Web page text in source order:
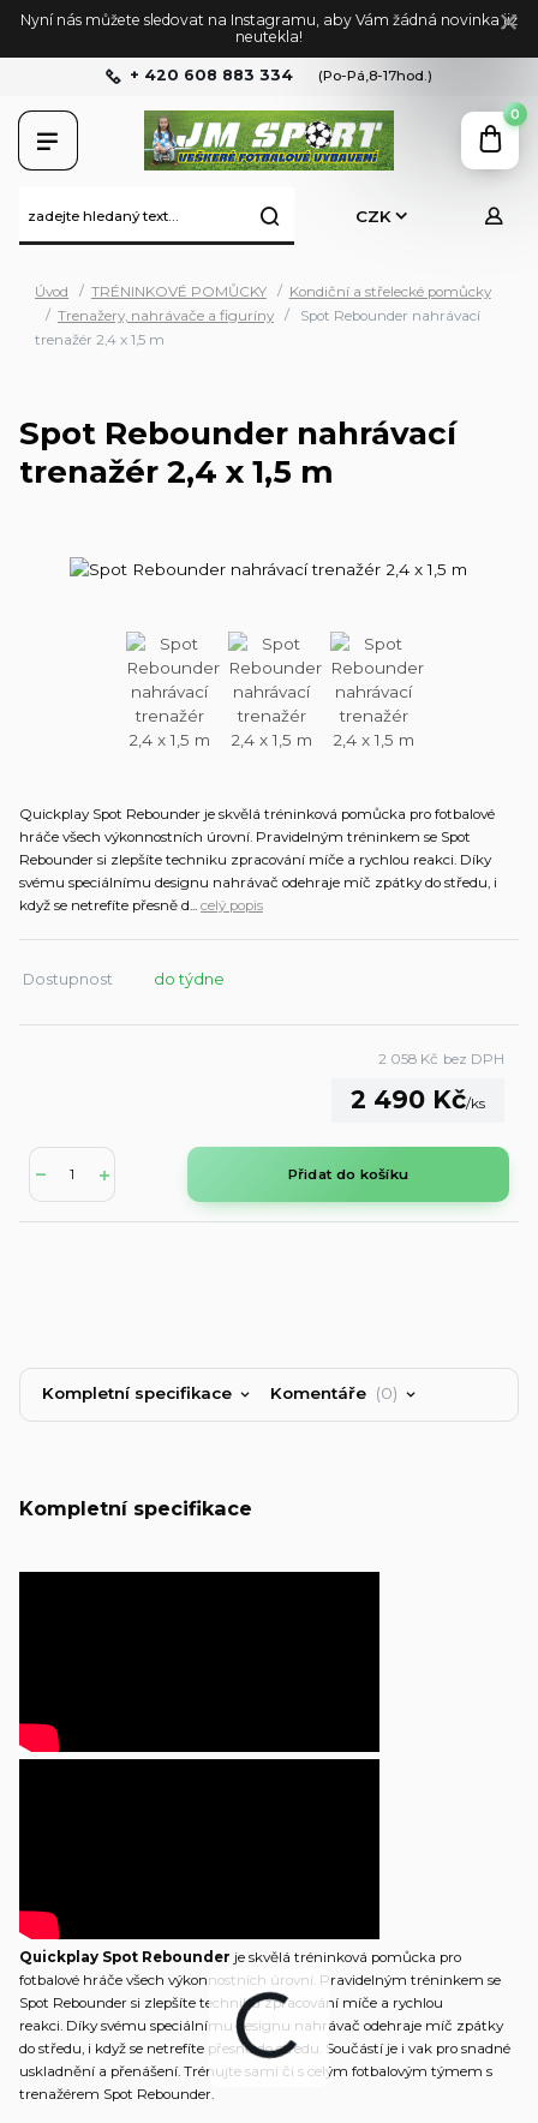
Nyní nás můžete sledovat na Instagramu, aby Vám žádná novinka již
neutekla!
CZK
+ 420 608 883 334 (Po-Pá,8-17hod.)
0
Úvod TRÉNINKOVÉ POMŮCKY
Kondiční a střelecké pomůcky
Trenažery, nahrávače a figuríny
Spot Rebounder nahrávací
trenažér 2,4 x 1,5 m
Spot Rebounder nahrávací
trenažér 2,4 x 1,5 m
Quickplay Spot Rebounder je skvělá tréninková pomůcka pro fotbalové
hráče všech výkonnostních úrovní. Pravidelným tréninkem se Spot
Rebounder si zlepšíte techniku zpracování míče a rychlou reakci. Díky
svému speciálnímu designu nahrávač odehraje míč zpátky do středu, i
když se netrefíte přesně d... celý popis
Dostupnost do týdne
2 490 Kč/ks
2 058 Kč bez DPH
Přidat do košíku
Kompletní specifikace Komentáře 0
Kompletní specifikace
Quickplay Spot Rebounder je skvělá tréninková pomůcka pro
fotbalové hráče všech výkonnostních úrovní. Pravidelným tréninkem se
Spot Rebounder si zlepšíte techniku zpracování míče a rychlou
reakci. Díky svému speciálnímu designu nahrávač odehraje míč zpátky
do středu, i když se netrefíte přesně do středu. Součástí je i vak pro snadné
uskladnění a přenášení. Trénujte sami či s celým fotbalovým týmem s
trenažérem Spot Rebounder.